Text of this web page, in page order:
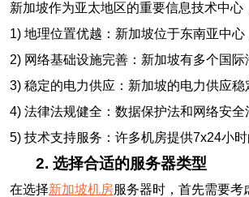
新加坡作为亚太地区的重要信息技术中
1) 地理位置优越：新加坡位于东南亚中
2) 网络基础设施完善：新加坡有多个国际
3) 稳定的电力供应：新加坡的电力供应稳
4) 法律法规健全：数据保护法和网络安全
5) 技术支持服务：许多机房提供7x24小
2. 选择合适的服务器类型
在选择新加坡机房服务器时，首先需要考